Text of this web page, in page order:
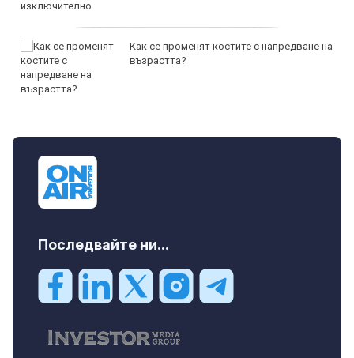
Как се променят костите с напредване на
възрастта?
Последвайте ни...